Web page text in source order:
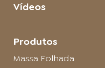
Vídeos
Produtos
Massa Folhada